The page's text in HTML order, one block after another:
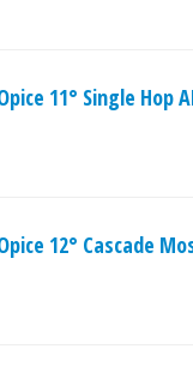
11° Single Hop
12° Cascade